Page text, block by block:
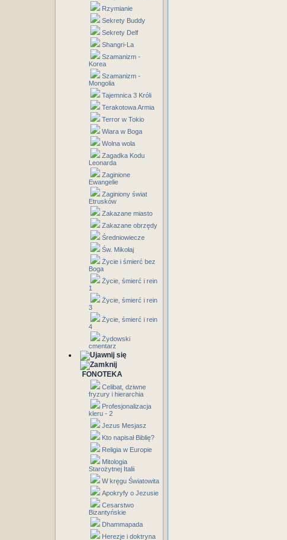
Rzymianie
Sekrety Buddy
Sekrety Delf
Shangri-La
Szamanizm -
Korea
Szamanizm -
Mongolia
Tajemnica 3 Króli
Terakotowa Armia
Terror w Tokio
Wiara w Boga
Wolna wola
Zagadka Kodu
Leonarda
Zaginione
Ewangelie
Zaginiony świat
Etrusków
Zakazane miasto
Zakazane obrzędy
Średniowiecze
Św. Mikołaj
Życie i śmierć bez
Boga
Życie, śmierć i rein
1
Życie, śmierć i rein
3
Życie, śmierć i rein
4
Żydowski
cmentarz
FONOTEKA
Celibat, dziwne
fryzury i hierarchia
Profesjonalizacja
kleru - 2
Jezus Mesjasz
Kto napisał Biblię?
Religia w Europie
Mitologia
Starożytnej Italii
W kręgu Światowita
Apokryfy o Jezusie
Cesarstwo
Bizantyńskie
Dhammapada
Herezje i doktryna